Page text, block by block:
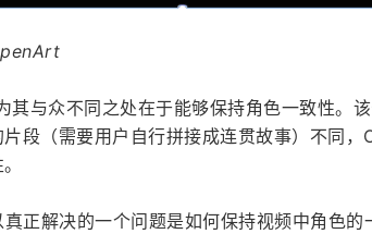
其与众不同之处在于能够保持角色一致性。
片段（需要用户自行拼接成连贯故事）不同
真正解决的一个问题是如何保持视频中角色